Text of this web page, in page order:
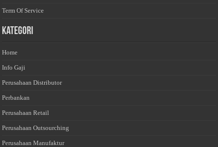
Term Of Service
Kategori
Home
Info Gaji
Perusahaan Distributor
Perbankan
Perusahaan Retail
Perusahaan Outsourching
Perusahaan Manufaktur